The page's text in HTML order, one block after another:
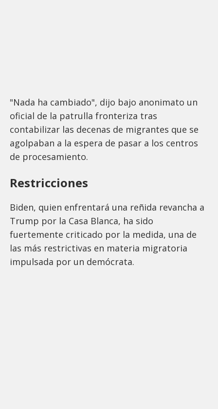
"Nada ha cambiado", dijo bajo anonimato un
oficial de la patrulla fronteriza tras
contabilizar las decenas de migrantes que se
agolpaban a la espera de pasar a los centros
de procesamiento.
Restricciones
Biden, quien enfrentará una reñida revancha a
Trump por la Casa Blanca, ha sido
fuertemente criticado por la medida, una de
las más restrictivas en materia migratoria
impulsada por un demócrata.